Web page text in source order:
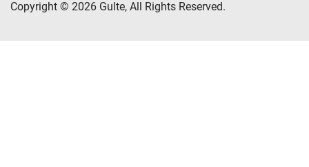
Copyright © 2026 Gulte, All Rights Reserved.